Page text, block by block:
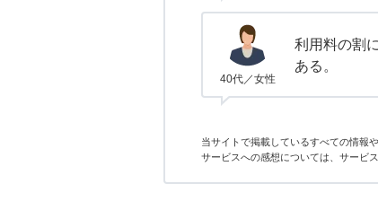
40代／女性
利用料の割
ある。
当サイトで掲載しているすべての情報
サービスへの感想については、サービ